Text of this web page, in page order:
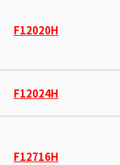
F12020H
F12024H
F12716H